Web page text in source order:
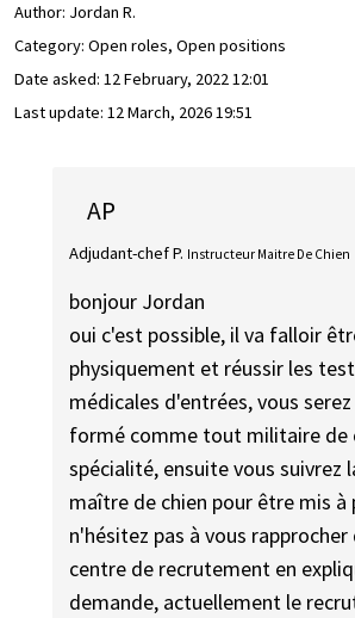
Author: Jordan R.
Category: Open roles, Open positions
Date asked: 12 February, 2022 12:01
Last update: 12 March, 2026 19:51
AP
Adjudant-chef P. Instructeur Maitre De Chien
bonjour Jordan
oui c'est possible, il va falloir
physiquement et réussir les
médicales d'entrées, vous
formé comme tout militaire de
spécialité, ensuite vous suivrez
maître de chien pour être mis à
n'hésitez pas à vous
centre de recrutement en
demande, actuellement le